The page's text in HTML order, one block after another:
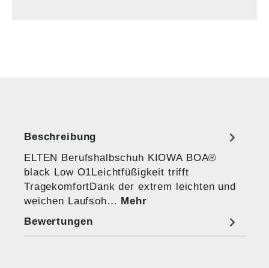
Beschreibung
ELTEN Berufshalbschuh KIOWA BOA®
black Low O1Leichtfüßigkeit trifft
TragekomfortDank der extrem leichten und
weichen Laufsoh… Mehr
Bewertungen